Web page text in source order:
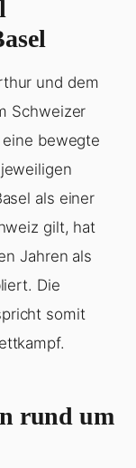
und dem
Schweizer
eine bewegte
als einer
gilt, hat
Jahren als
Die
somit
rund um